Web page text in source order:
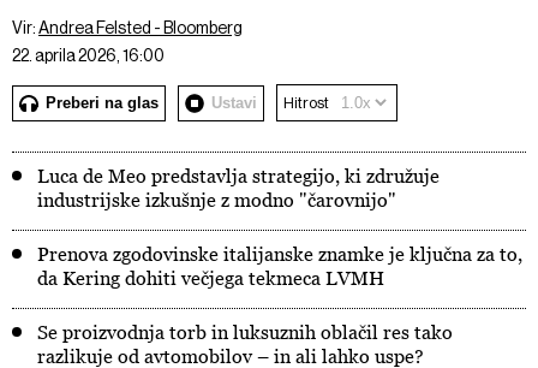
Vir:Andrea Felsted - Bloomberg
22. aprila 2026, 16:00
Preberi na glas Ustavi Hitrost
Luca de Meo predstavlja strategijo, ki združuje
industrijske izkušnje z modno "čarovnijo"
Prenova zgodovinske italijanske znamke je ključna za to,
da Kering dohiti večjega tekmeca LVMH
Se proizvodnja torb in luksuznih oblačil res tako
razlikuje od avtomobilov – in ali lahko uspe?